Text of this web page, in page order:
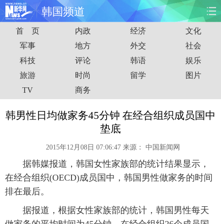
韩国频道
首页 时政 国际 财经
娱乐 体育 人事 教育
时尚 思客
港澳 台湾 华人 汽车
图片 视频 彩票 食品
旅游
金融 公益 军事 无人机
首 页 内政 经济
文化
军事
地方 外交
社会
科技
评论 韩语
娱乐
旅游
时尚 留学
图片
TV
商务
韩男性日均做家务45分钟 在经合组织成员国中
垫底
2015年12月08日 07:06:47 来源： 中国新闻网
据韩媒报道，韩国女性家族部的统计结果显示，
在经合组织(OECD)成员国中，韩国男性做家务的时间
排在最后。
据报道，根据女性家族部的统计，韩国男性每天